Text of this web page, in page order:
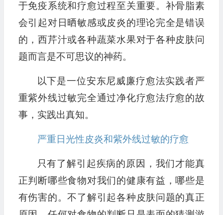
于免疫系统和疗愈过程至关重要。补骨脂素
会引起对日晒敏感或皮炎的理论完全是错误
的，西芹汁或各种蔬菜水果对于各种皮肤问
题而言是不可思议的神药。
以下是一位安东尼威廉疗愈法实践者严
重紫外线过敏完全通过净化疗愈法疗愈的故
事，实践出真知。
严重日光性皮炎和紫外线过敏的疗愈
只有了解引起疾病的原因，我们才能真
正判断哪些食物对我们的健康有益，哪些是
有伤害的。不了解引起各种皮肤问题的真正